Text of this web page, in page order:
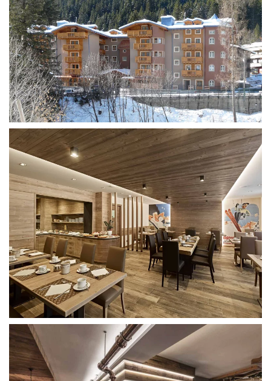
Luci soffuse e colori caldi, imbottiti e tessuti naturali,
trompe l’oeil illuminato sul retro-letto e soffitto in
legno fanno di questa stanza mansardata in un hotel a
quattro stelle superior un’oasi di comfort e relax.